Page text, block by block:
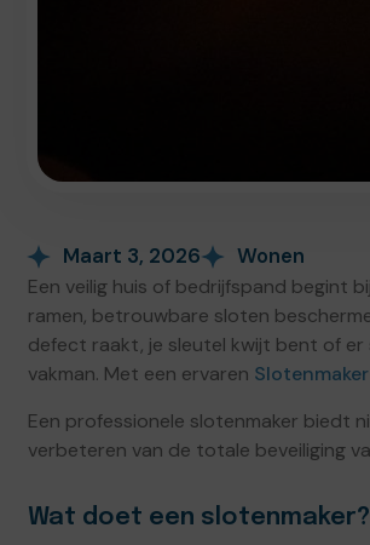
Maart 3, 2026 Wonen
Een veilig huis of bedrijfspand begint
ramen, betrouwbare sloten
defect raakt, je sleutel kwijt bent of er
vakman. Met een ervaren
Een professionele slotenmaker biedt
verbeteren van de totale beveiliging
Wat doet een slotenmaker?